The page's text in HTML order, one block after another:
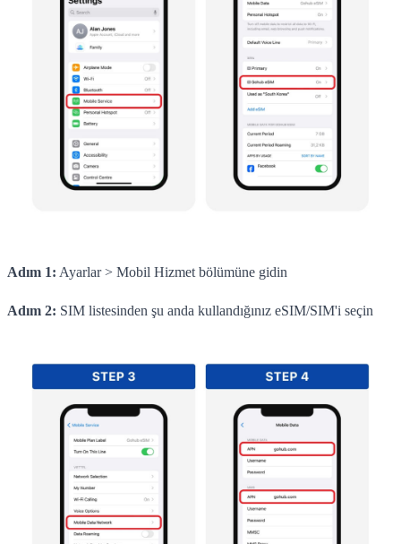
Adım 1: Ayarlar > Mobil Hizmet bölümüne gidin
Adım 2: SIM listesinden şu anda kullandığınız eSIM/SIM'i seçin